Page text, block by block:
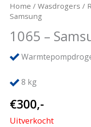
Home / Wasdrogers /
Samsung
1065 –
8 kg
€300,-
Uitverkocht